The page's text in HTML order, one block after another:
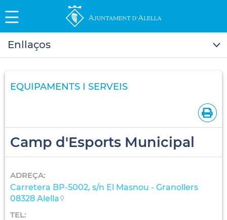
Enllaços
EQUIPAMENTS I SERVEIS
Camp d'Esports Municipal
ADREÇA:
Carretera BP-5002, s/n El Masnou - Granollers
08328 Alella
TEL: